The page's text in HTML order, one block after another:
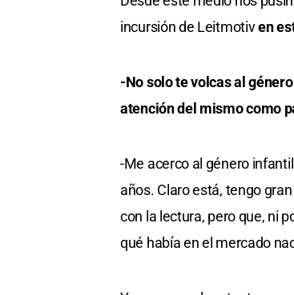
incursión de Leitmotiven
-No solo te volcas al
atención del mismo como
-Me acerco al género
años. Claro está, tengo
con la lectura, pero que, ni
qué había en el mercado